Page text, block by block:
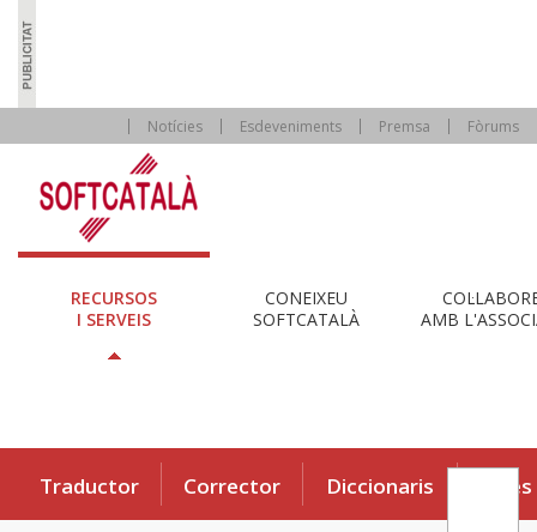
Notícies Esdeveniments Premsa Fòrums
RECURSOS
I SERVEIS
CONEIXEU
SOFTCATALÀ
AMB
Traductor Corrector Diccionaris Eines